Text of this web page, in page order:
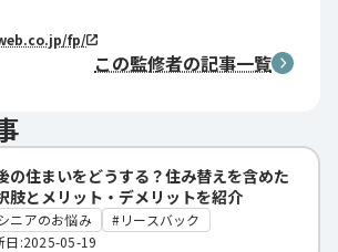
fp/
この監修者の記事一覧
の住まいをどうする？住み替えを含めた
肢とメリット・デメリットを紹介
ニアのお悩み
リースバック
日:2025-05-19